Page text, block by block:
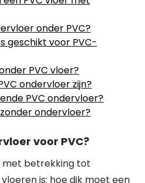
onder PVC?
geschikt voor PVC-
PVC vloer?
ondervloer zijn?
PVC ondervloer?
ondervloer?
voor PVC?
met betrekking tot
is: hoe dik moet een